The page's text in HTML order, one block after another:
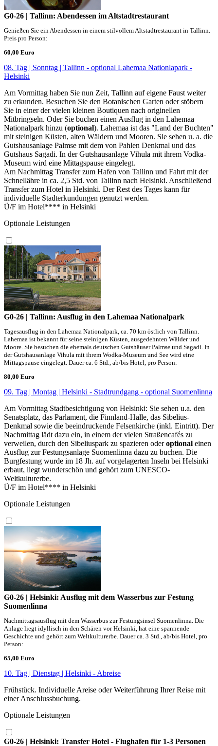
G0-26 | Tallinn: Abendessen im Altstadtrestaurant
Genießen Sie ein Abendessen in einem stilvollem Altstadtrestaurant in Tallinn.
Preis pro Person:
60,00 Euro
08. Tag | Sonntag | Tallinn - optional Lahemaa Nationlapark -
Helsinki
Am Vormittag haben Sie nun Zeit, Tallinn auf eigene Faust weiter
zu erkunden. Besuchen Sie den Botanischen Garten oder stöbern
Sie in einer der vielen kleinen Boutiquen nach originellen
Mitbringseln. Oder Sie buchen einen Ausflug in den Lahemaa
Nationalpark hinzu (optional). Lahemaa ist das "Land der Buchten"
mit steinigen Küsten, alten Wäldern und Mooren. Sie sehen u. a. die
Gutshausanlage Palmse mit dem von Pahlen Denkmal und das
Gutshaus Sagadi. In der Gutshausanlage Vihula mit ihrem Vodka-
Museum wird eine Mittagspause eingelegt.
Am Nachmittag Transfer zum Hafen von Tallinn und Fahrt mit der
Schnellähre in ca. 2,5 Std. von Tallinn nach Helsinki. Anschließend
Transfer zum Hotel in Helsinki. Der Rest des Tages kann für
individuelle Stadterkundungen genutzt werden.
Ü/F im Hotel**** in Helsinki
Optionale Leistungen
G0-26 | Tallinn: Ausflug in den Lahemaa Nationalpark
Tagesausflug in den Lahemaa Nationalpark, ca. 70 km östlich von Tallinn.
Lahemaa ist bekannt für seine steinigen Küsten, ausgedehnten Wälder und
Moore. Sie besuchen die ehemals deutschen Gutshäuser Palmse und Sagadi. In
der Gutshausanlage Vihula mit ihrem Wodka-Museum und See wird eine
Mittagspause eingelegt. Dauer ca. 6 Std., ab/bis Hotel, pro Person:
80,00 Euro
09. Tag | Montag | Helsinki - Stadtrundgang - optional Suomenlinna
Am Vormittag Stadtbesichtigung von Helsinki: Sie sehen u.a. den
Senatsplatz, das Parlament, die Finnland-Halle, das Sibelius-
Denkmal sowie die beeindruckende Felsenkirche (inkl. Eintritt). Der
Nachmittag lädt dazu ein, in einem der vielen Straßencafés zu
verweilen, durch den Sibeliuspark zu spazieren oderoptional einen
Ausflug zur Festungsanlage Suomenlinna dazu zu buchen. Die
Burgfestung wurde im 18 Jh. auf vorgelagerten Inseln bei Helsinki
erbaut, liegt wunderschön und gehört zum UNESCO-
Weltkulturerbe.
Ü/F im Hotel**** in Helsinki
Optionale Leistungen
G0-26 | Helsinki: Ausflug mit dem Wasserbus zur Festung
Suomenlinna
Nachmittagsausflug mit dem Wasserbus zur Festungsinsel Suomenlinna. Die
Anlage liegt idyllisch in den Schären vor Helsinki, hat eine spannende
Geschichte und gehört zum Weltkulturerbe. Dauer ca. 3 Std., ab/bis Hotel, pro
Person:
65,00 Euro
10. Tag | Dienstag | Helsinki - Abreise
Frühstück. Individuelle Areise oder Weiterführung Ihrer Reise mit
einer Anschlussbuchung.
Optionale Leistungen
G0-26 | Helsinki: Transfer Hotel - Flughafen für 1-3 Personen